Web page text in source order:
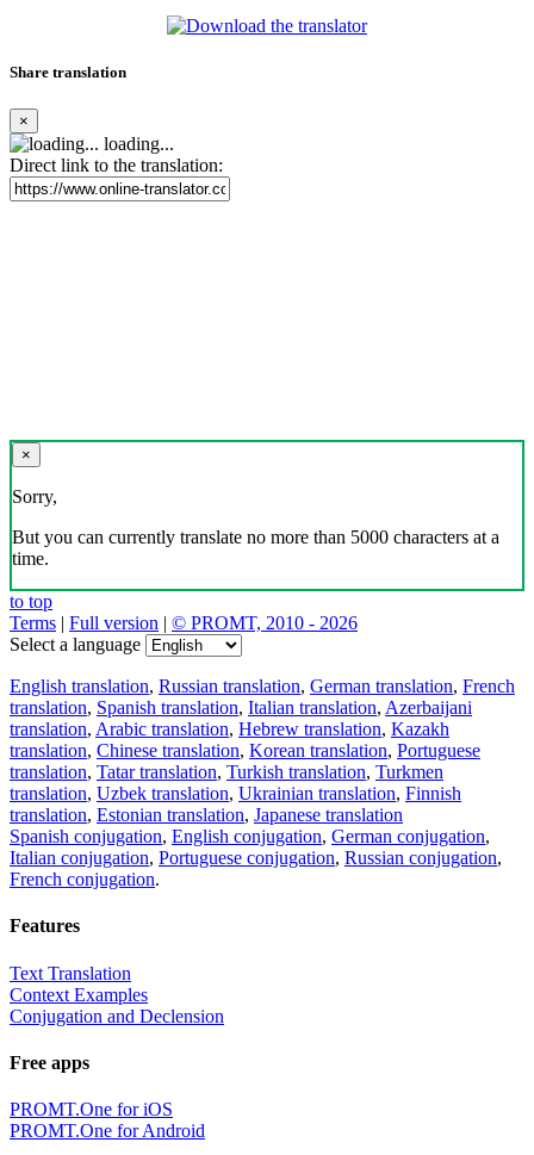
Share translation
×
loading...
Direct link to the translation:
×
Sorry,
But you can currently translate no more than 5000 characters at a
time.
to top
Terms | Full version | © PROMT, 2010 - 2026
Select a language
English translation, Russian translation, German translation, French
translation, Spanish translation, Italian translation, Azerbaijani
translation, Arabic translation, Hebrew translation, Kazakh
translation, Chinese translation, Korean translation, Portuguese
translation, Tatar translation, Turkish translation, Turkmen
translation, Uzbek translation, Ukrainian translation, Finnish
translation, Estonian translation, Japanese translation
Spanish conjugation, English conjugation, German conjugation,
Italian conjugation, Portuguese conjugation, Russian conjugation,
French conjugation.
Features
Text Translation
Context Examples
Conjugation and Declension
Free apps
PROMT.One for iOS
PROMT.One for Android